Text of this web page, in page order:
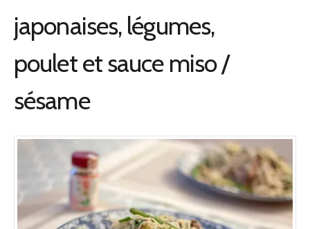
japonaises, légumes,
poulet et sauce miso /
sésame